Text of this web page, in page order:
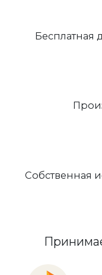
Бесплатная
Собственная